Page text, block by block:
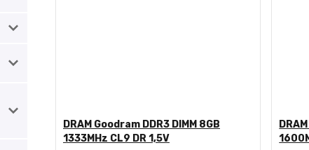
DRAM Goodram DDR3 DIMM 8GB
1333MHz CL9 DR 1,5V